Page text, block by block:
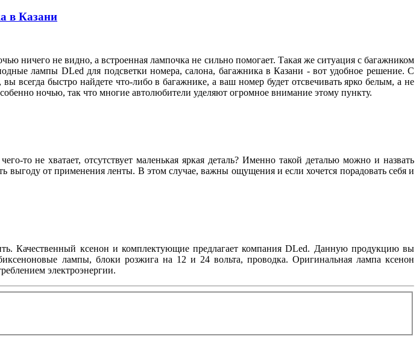
в Казани
ничего не видно, а встроенная лампочка не сильно помогает. Такая же ситуация с багажником
лампы DLed для подсветки номера, салона, багажника в Казани - вот удобное решение. С
всегда быстро найдете что-либо в багажнике, а ваш номер будет отсвечивать ярко белым, а не
ночью, так что многие автолюбители уделяют огромное внимание этому пункту.
то не хватает, отсутствует маленькая яркая деталь? Именно такой деталью можно и назвать
от применения ленты. В этом случае, важны ощущения и если хочется порадовать себя и
Качественный ксенон и комплектующие предлагает компания DLed. Данную продукцию вы
лампы, блоки розжига на 12 и 24 вольта, проводка. Оригинальная лампа ксенон
электроэнергии.